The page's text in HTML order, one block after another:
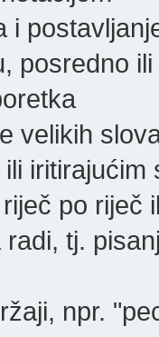
i
posredno
velikih
iritirajućim
po riječ
radi, tj.
npr.